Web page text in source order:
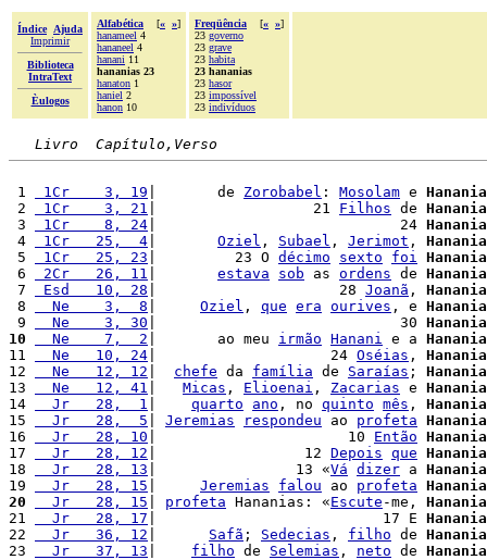
Índice
Ajuda
Imprimir
Biblioteca
IntraText
Èulogos
Alfabética [« »]
hanameel 4
hananeel 4
hanani 11
hananias 23
hanaton 1
haniel 2
hanon 10
Freqüência [« »]
23 governo
23 grave
23 habita
23 hananias
23 hasor
23 impossível
23 indivíduos
Livro  Capítulo,Verso
1 1Cr    3, 19 |       de Zorobabel : Mosolam e
2
1Cr    3, 21 |                  21 Filhos de
3
1Cr    8, 24 |                            24
4
1Cr   25,  4 Oziel , Subael , Jerimot ,
5
1Cr   25, 23 |         23 O décimo sexto foi
6
2Cr   26, 11 estava sob as ordens de
7
Esd   10, 28 |                     28 Joanã ,
8
  Ne    3,  8
Oziel , que era ourives , e
9
  Ne    3, 30
|                            30
10
  Ne    7,  2
|       ao meu irmão Hanani e a
11
  Ne   10, 24
|                    24 Oséias ,
12
  Ne   12, 12
chefe da família de Saraías ;
13
  Ne   12, 41
Micas , Elioenai , Zacarias e
14
  Jr   28,  1
quarto ano , no quinto mês ,
15
  Jr   28,  5
Jeremias respondeu ao profeta
16
  Jr   28, 10
|                      10 Então
17
  Jr   28, 12
|                 12 Depois que
18
  Jr   28, 13
|                13 «Vá dizer a
19
  Jr   28, 15
Jeremias falou ao profeta
20
  Jr   28, 15
profeta Hananias: «Escute -me,
21
  Jr   28, 17
|                          17 E
22
  Jr   36, 12
Safã ; Sedecias , filho de
23
  Jr   37, 13
filho de Selemias , neto de